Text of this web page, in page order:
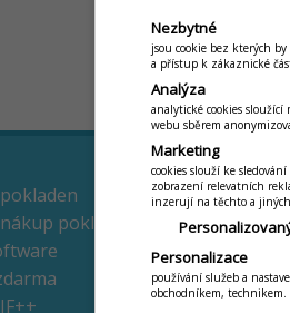
pokladen
BLOG
VÍCE
Online
Reference
Návody
Nezbytné
jsou cookie bez kterých
a přístup k zákaznické
Analýza
analytické cookies
webu sběrem
Marketing
cookies slouží ke
zobrazení relevatních
inzerují na těchto a
Personalizace
používání služeb a
obchodníkem, technikem.